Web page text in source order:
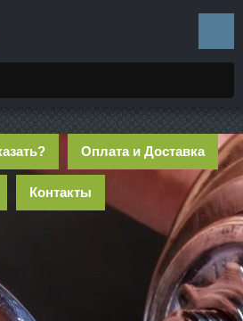
Оплата и Доставка
Контакты